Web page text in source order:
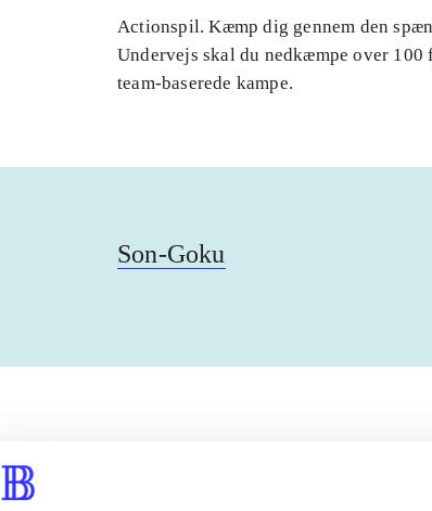
Actionspil. Kæmp dig gennem den
Undervejs skal du nedkæmpe over
team-baserede kampe.
Son-Goku